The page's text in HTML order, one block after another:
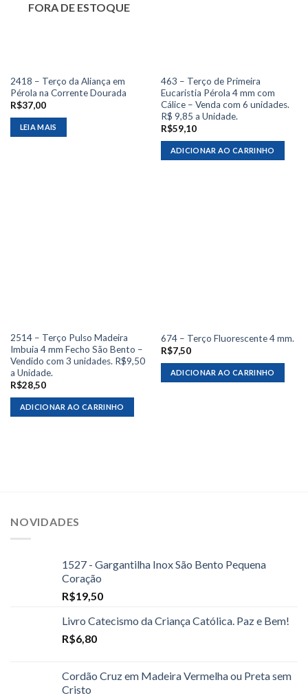
FORA DE ESTOQUE
2418 – Terço da Aliança em
Pérola na Corrente Dourada
R$37,00
LEIA MAIS
463 – Terço de Primeira
Eucaristia Pérola 4 mm com
Cálice – Venda com 6 unidades.
R$ 9,85 a Unidade.
R$59,10
ADICIONAR AO CARRINHO
2514 – Terço Pulso Madeira
Imbuia 4 mm Fecho São Bento –
Vendido com 3 unidades. R$9,50
a Unidade.
R$28,50
ADICIONAR AO CARRINHO
674 – Terço Fluorescente 4 mm.
R$7,50
ADICIONAR AO CARRINHO
NOVIDADES
1527 - Gargantilha Inox São Bento Pequena
Coração
R$19,50
Livro Catecismo da Criança Católica. Paz e Bem!
R$6,80
Cordão Cruz em Madeira Vermelha ou Preta sem
Cristo